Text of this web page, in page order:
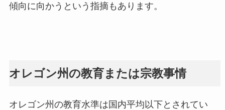
傾向に向かうという指摘もあります。
オレゴン州の教育または宗教事情
オレゴン州の教育水準は国内平均以下とされてい